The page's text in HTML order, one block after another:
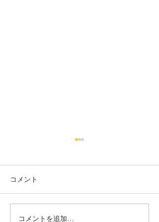
赤み系から、アッシュ系へ ブ
リーチ２回目🍒 インナーカラ
ー🥰 くすみベージュ☘️☘️ いつ
もありがとうございます✨ #
コメント
コメントを追加…